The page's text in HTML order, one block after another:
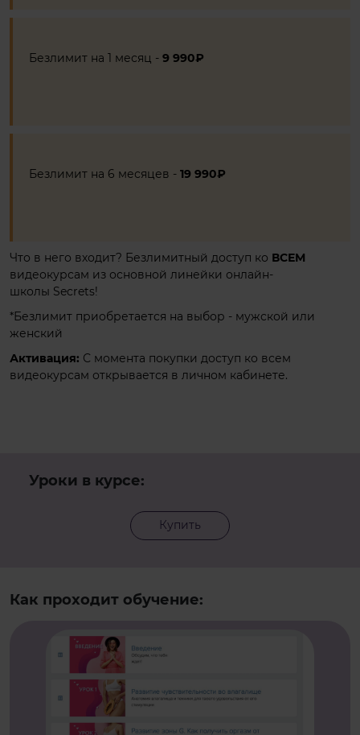
Безлимит на 1 месяц - 9 990₽
Безлимит на 6 месяцев - 19 990₽
Что в него входит? Безлимитный доступ ко ВСЕМ
видеокурсам из основной линейки онлайн-
школы Secrets!
*Безлимит приобретается на выбор - мужской или
женский
Активация: С момента покупки доступ ко всем
видеокурсам открывается в личном кабинете.
Уроки в курсе:
Купить
Как проходит обучение: